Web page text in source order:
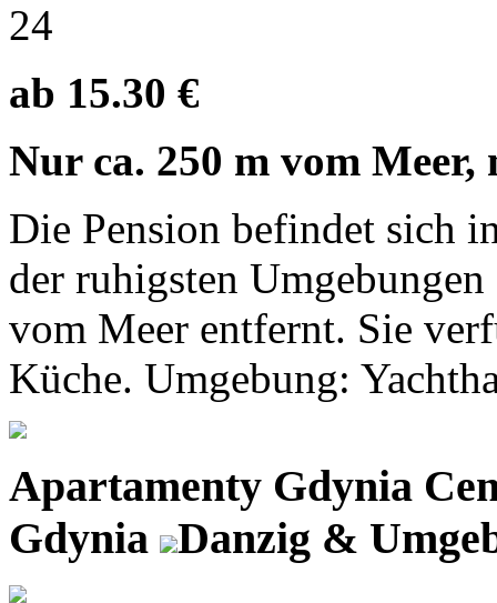
24
ab 15.30 €
Nur ca. 250 m vom Meer,
Die Pension befindet sich
der ruhigsten
vom Meer entfernt. Sie
Küche. Umgebung:
Apartamenty Gdynia
Gdynia Danzig &